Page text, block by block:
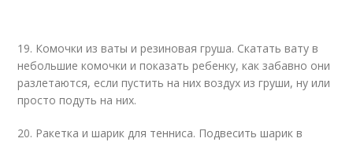
19. Комочки из ваты и резиновая груша. Скатать вату в
небольшие комочки и показать ребенку, как забавно они
разлетаются, если пустить на них воздух из груши, ну или
просто подуть на них.
20. Ракетка и шарик для тенниса. Подвесить шарик в